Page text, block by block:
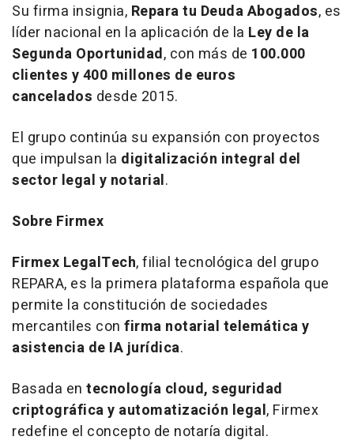
Su firma insignia, Repara tu Deuda Abogados, es
líder nacional en la aplicación de la Ley de la
Segunda Oportunidad, con más de 100.000
clientes y 400 millones de euros
cancelados desde 2015.
El grupo continúa su expansión con proyectos
que impulsan la digitalización integral del
sector legal y notarial.
Sobre Firmex
Firmex LegalTech, filial tecnológica del grupo
REPARA, es la primera plataforma española que
permite la constitución de sociedades
mercantiles con firma notarial telemática y
asistencia de IA jurídica.
Basada en tecnología cloud, seguridad
criptográfica y automatización legal, Firmex
redefine el concepto de notaría digital.